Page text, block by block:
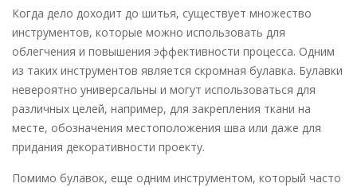
Когда дело доходит до шитья, существует множество
инструментов, которые можно использовать для
облегчения и повышения эффективности процесса. Одним
из таких инструментов является скромная булавка. Булавки
невероятно универсальны и могут использоваться для
различных целей, например, для закрепления ткани на
месте, обозначения местоположения шва или даже для
придания декоративности проекту.
Помимо булавок, еще одним инструментом, который часто